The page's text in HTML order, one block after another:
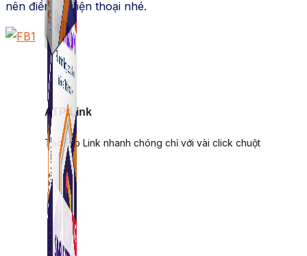
ATP Link
Tạo Bio Link nhanh chóng chỉ với vài click chuột
nên điền số điện thoại nhé.